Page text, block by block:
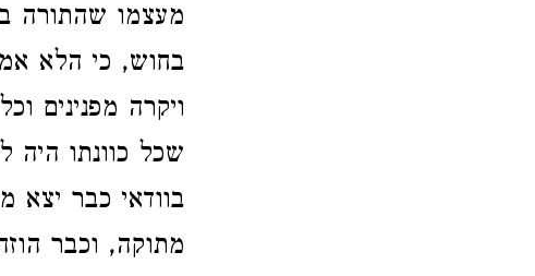
מעצמו שהתורה
בחוש, כי הלא
ויקרה מפנינים
שכל כוונתו היה
בוודאי כבר
מתוקה, וכבר